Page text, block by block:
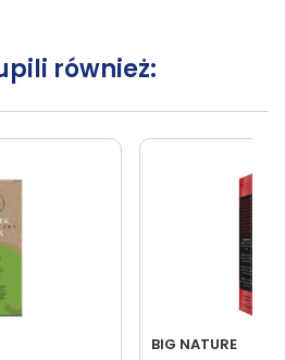
również:
BIG NATURE